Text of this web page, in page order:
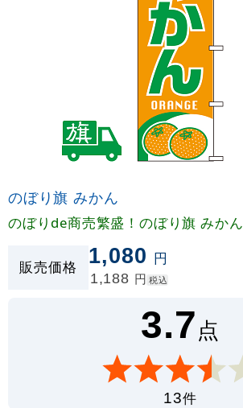
のぼり旗 みかん
のぼりde商売繁盛！のぼり旗 みかん
販売価格 1,080 円
1,188 円 税込
3.7点
13件